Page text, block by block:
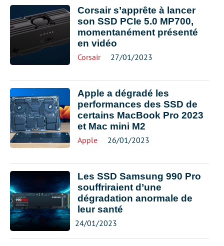
Corsair s’apprête à lancer
son SSD PCIe 5.0 MP700,
momentanément présenté
en vidéo
Corsair 27/01/2023
Apple a dégradé les
performances des SSD de
certains MacBook Pro 2023
et Mac mini M2
Apple 26/01/2023
Les SSD Samsung 990 Pro
souffriraient d’une
dégradation anormale de
leur santé
24/01/2023